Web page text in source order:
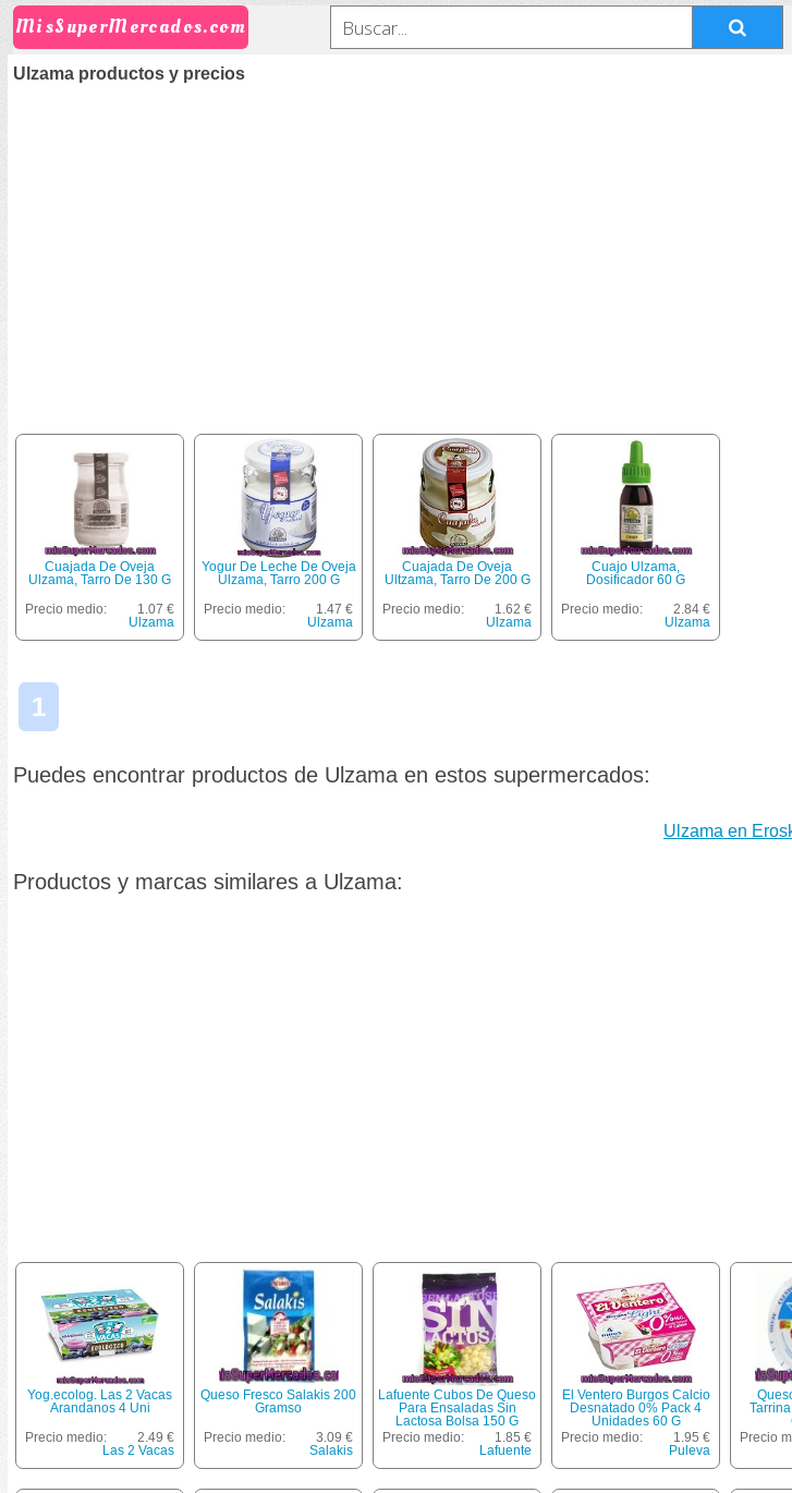
MisSuperMercados.com
Ulzama productos y precios
Cuajada De Oveja
Ulzama, Tarro De 130 G
Precio medio:
1.07 €
Ulzama
Yogur De Leche De Oveja
Ulzama, Tarro 200 G
Precio medio:
1.47 €
Ulzama
Cuajada De Oveja
Ultzama, Tarro De 200 G
Precio medio:
1.62 €
Ulzama
Cuajo Ulzama,
Dosificador 60 G
Precio medio:
2.84 €
Ulzama
1
Puedes encontrar productos de Ulzama en estos supermercados:
Ulzama en
Productos y marcas similares a Ulzama:
Yog.ecolog. Las 2 Vacas
Arandanos 4 Uni
Precio medio:
2.49 €
Las 2 Vacas
Queso Fresco Salakis 200
Gramso
Precio medio:
3.09 €
Salakis
Lafuente Cubos De Queso
Para Ensaladas Sin
Lactosa Bolsa 150 G
Precio medio:
1.85 €
Lafuente
El Ventero Burgos Calcio
Desnatado 0% Pack 4
Unidades 60 G
Precio medio:
1.95 €
Puleva
Precio